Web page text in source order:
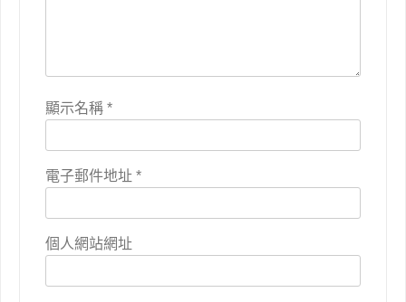
顯示名稱 *
電子郵件地址 *
個人網站網址